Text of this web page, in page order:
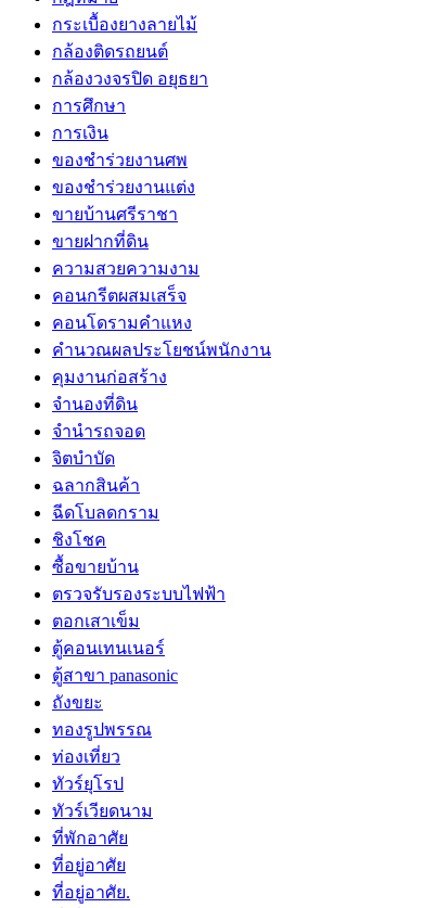
กระเบื้องยางลายไม้
กล้องติดรถยนต์
กล้องวงจรปิด อยุธยา
การศึกษา
การเงิน
ของชำร่วยงานศพ
ของชำร่วยงานแต่ง
ขายบ้านศรีราชา
ขายฝากที่ดิน
ความสวยความงาม
คอนกรีตผสมเสร็จ
คอนโดรามคำแหง
คำนวณผลประโยชน์พนักงาน
คุมงานก่อสร้าง
จำนองที่ดิน
จำนำรถจอด
จิตบำบัด
ฉลากสินค้า
ฉีดโบลดกราม
ชิงโชค
ซื้อขายบ้าน
ตรวจรับรองระบบไฟฟ้า
ตอกเสาเข็ม
ตู้คอนเทนเนอร์
ตู้สาขา panasonic
ถังขยะ
ทองรูปพรรณ
ท่องเที่ยว
ทัวร์ยุโรป
ทัวร์เวียดนาม
ที่พักอาศัย
ที่อยู่อาศัย
ที่อยู่อาศัย.